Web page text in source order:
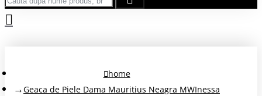
home
Geaca de Piele Dama Mauritius Neagra MWInessa